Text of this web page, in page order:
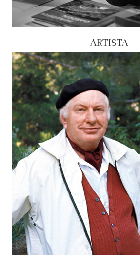
ARTISTA